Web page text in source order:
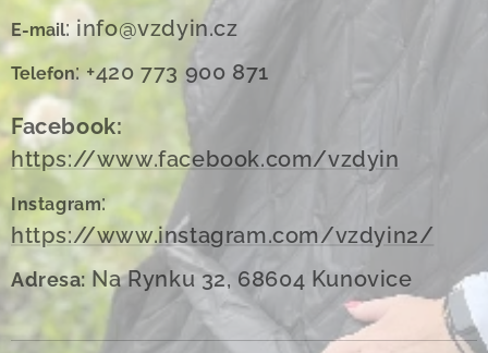
E-mail: info@vzdyin.cz
Telefon: +420 773 900 871
Facebook:
https://www.facebook.com/vzdyin
Instagram:
https://www.instagram.com/vzdyin2/
Adresa: Na Rynku 32, 68604 Kunovice